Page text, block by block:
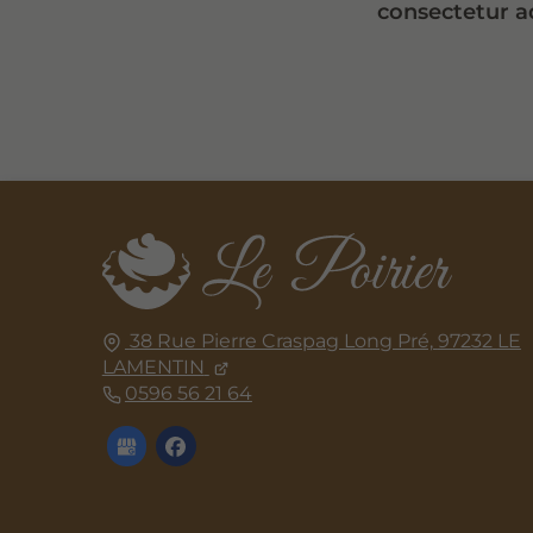
consectetur
38 Rue Pierre Craspag Long Pré, 97232 LE
LAMENTIN
0596 56 21 64